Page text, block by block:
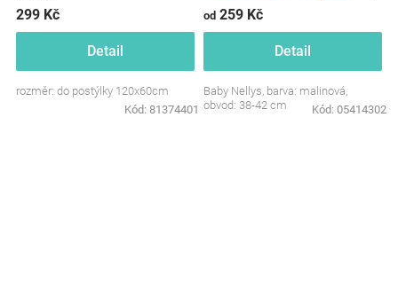
299 Kč
Detail
rozměr: do postýlky 120x60cm
Kód: 81374401
od 259 Kč
Detail
Baby Nellys, barva: malinová,
obvod: 38-42 cm
Kód: 05414302